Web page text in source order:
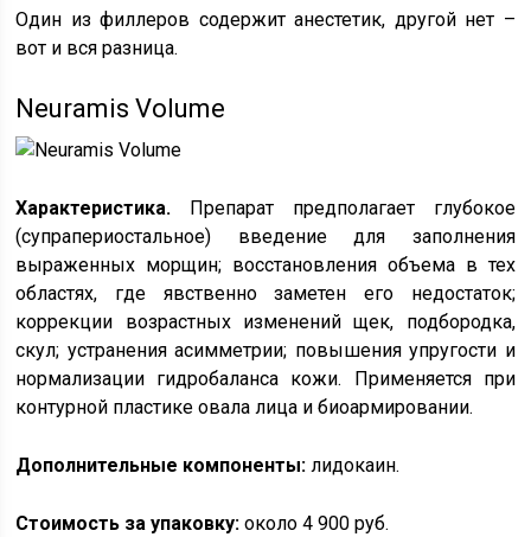
Один из филлеров содержит анестетик, другой нет –
вот и вся разница.
Neuramis Volume
Характеристика. Препарат предполагает глубокое
(супрапериостальное) введение для заполнения
выраженных морщин; восстановления объема в тех
областях, где явственно заметен его недостаток;
коррекции возрастных изменений щек, подбородка,
скул; устранения асимметрии; повышения упругости и
нормализации гидробаланса кожи. Применяется при
контурной пластике овала лица и биоармировании.
Дополнительные компоненты: лидокаин.
Стоимость за упаковку:около 4 900 руб.